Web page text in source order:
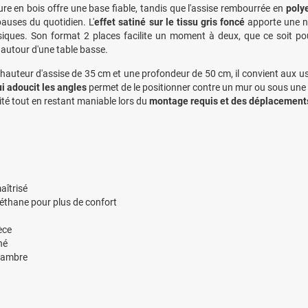
en bois offre une base fiable, tandis que l'assise rembourrée en
du quotidien. L'effet satiné sur le tissu gris foncéapporte une
Son format 2 places facilite un moment à deux, que ce soit
d'une table basse.
d'assise de 35 cm et une profondeur de 50 cm, il convient
adoucit les anglespermet de le positionner contre un mur ou sous
tout en restant maniable lors du montage requis et des
pour plus de confort